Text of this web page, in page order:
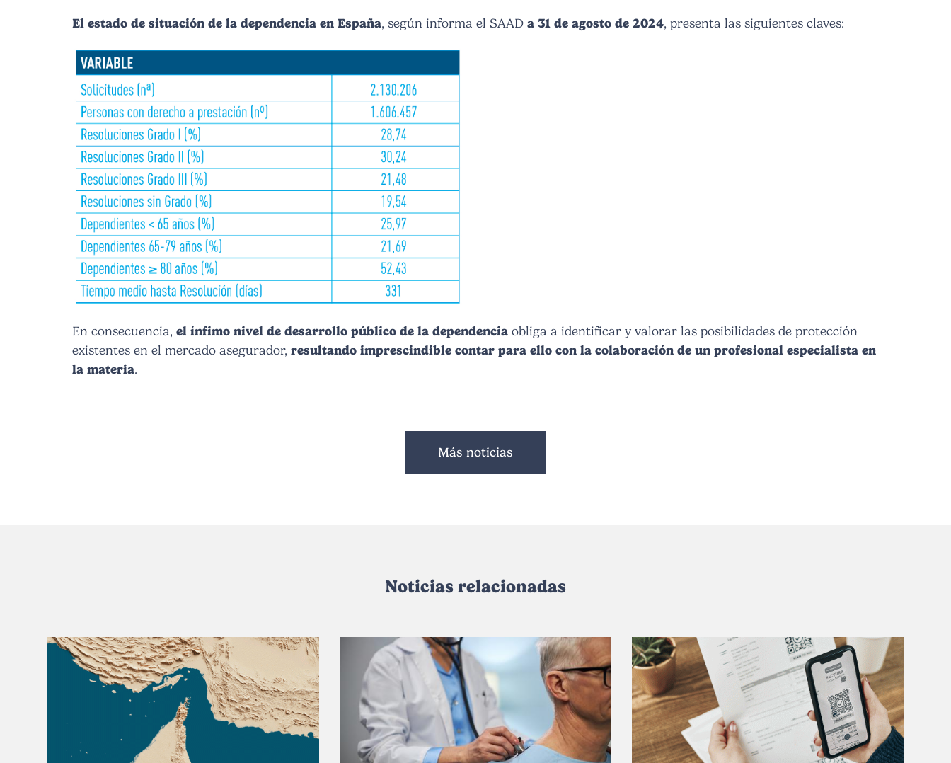
El estado de situación de la dependencia en España, según informa el SAAD a 31 de agosto de 2024, presenta las siguientes claves:
En consecuencia, el ínfimo nivel de desarrollo público de la dependencia obliga a identificar y valorar las posibilidades de protección
existentes en el mercado asegurador, resultando imprescindible contar para ello con la colaboración de un profesional especialista en
la materia.
Más noticias
Noticias relacionadas